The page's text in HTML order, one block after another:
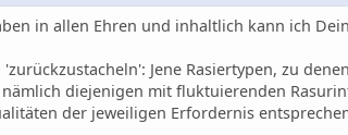
in allen Ehren und inhaltlich kann ich
Jene Rasiertypen, zu
diejenigen mit fluktuierenden
der jeweiligen Erfordernis